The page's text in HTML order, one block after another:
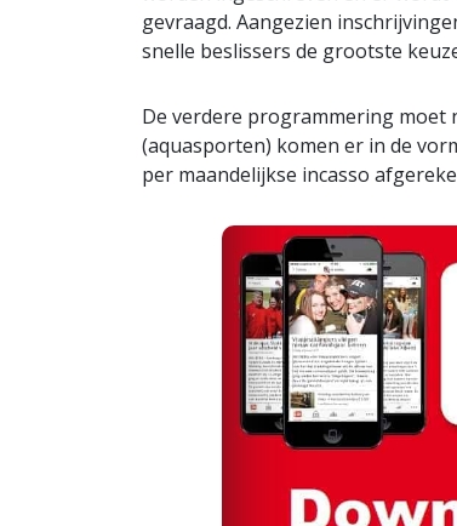
gevraagd. Aangezien
snelle beslissers de grootste
De verdere programmering moet
(aquasporten) komen er in de
per maandelijkse incasso